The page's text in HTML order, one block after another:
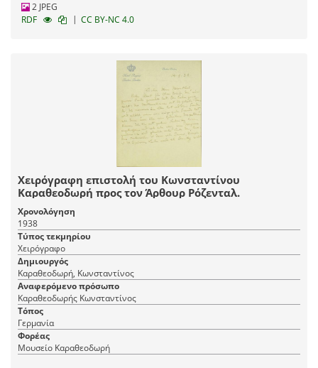
2 JPEG
RDF
| CC BY-NC 4.0
Χειρόγραφη επιστολή του Κωνσταντίνου
Καραθεοδωρή προς τον Άρθουρ Ρόζενταλ.
Χρονολόγηση
1938
Τύπος τεκμηρίου
Χειρόγραφο
Δημιουργός
Καραθεοδωρή, Κωνσταντίνος
Αναφερόμενο πρόσωπο
Καραθεοδωρής Κωνσταντίνος
Τόπος
Γερμανία
Φορέας
Μουσείο Καραθεοδωρή